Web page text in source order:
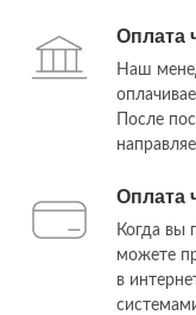
Оплата
Наш
После
Оплата
Когда вы
можете
в